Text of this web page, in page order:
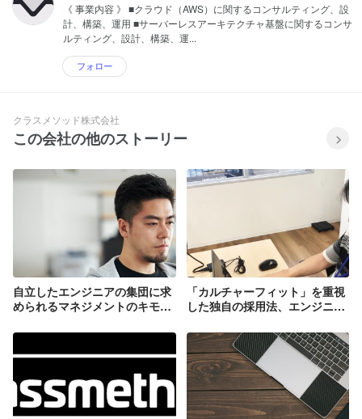
《 事業内容 》 ■クラウド（AWS）に関するコンサルティング、設
計、構築、運用 ■サーバーレスアーキテクチャ基盤に関するコンサ
ルティング、設計、構築、運...
フォロー
クラスメソッド株式会社
この会社の他のストーリー
自立したエンジニアの集団に求
められるマネジメントのキモ
「カルチャーフィット」を重視
した独自の採用法、エンジニア